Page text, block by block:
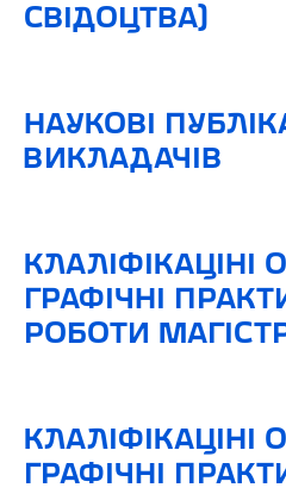
СВІДОЦТВА)
НАУКОВІ
ВИКЛАДАЧІВ
КЛАЛІФІКАЦІНІ
ГРАФІЧНІ
РОБОТИ
КЛАЛІФІКАЦІНІ
ГРАФІЧНІ